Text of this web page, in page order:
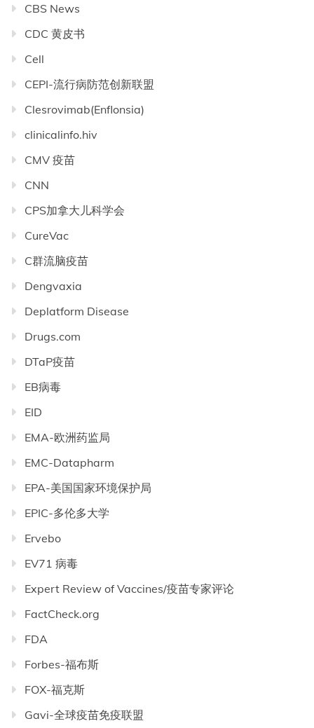
CBS News
CDC 黄皮书
Cell
CEPI-流行病防范创新联盟
Clesrovimab(Enflonsia)
clinicalinfo.hiv
CMV 疫苗
CNN
CPS加拿大儿科学会
CureVac
C群流脑疫苗
Dengvaxia
Deplatform Disease
Drugs.com
DTaP疫苗
EB病毒
EID
EMA-欧洲药监局
EMC-Datapharm
EPA-美国国家环境保护局
EPIC-多伦多大学
Ervebo
EV71 病毒
Expert Review of Vaccines/疫苗专家评论
FactCheck.org
FDA
Forbes-福布斯
FOX-福克斯
Gavi-全球疫苗免疫联盟